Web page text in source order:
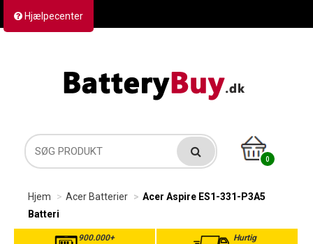
Hjælpecenter
0
Hjem Acer Batterier
Acer Aspire ES1-331-P3A5
Batteri
900.000+
Hurtig